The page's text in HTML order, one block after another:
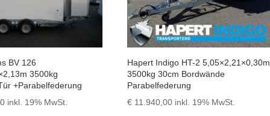
BV 126
3500kg
+Parabelfederung
inkl. 19% MwSt.
Hapert Indigo HT-2 5,05×2,21×0,30m
3500kg 30cm Bordwände
Parabelfederung
€ 11.940,00 inkl. 19% MwSt.